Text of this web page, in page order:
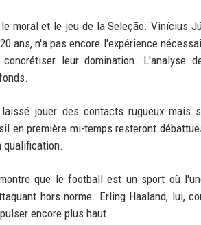
moral et le jeu de la Seleção. Vinícius
ans, n'a pas encore l'expérience
leur domination. L'analyse
jouer des contacts rugueux mais
en première mi-temps resteront
qualification.
que le football est un sport où
hors norme. Erling Haaland, lui,
encore plus haut.